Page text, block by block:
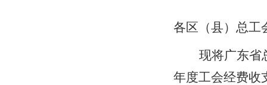
各区（县）总工
现将广东省
年度工会经费收